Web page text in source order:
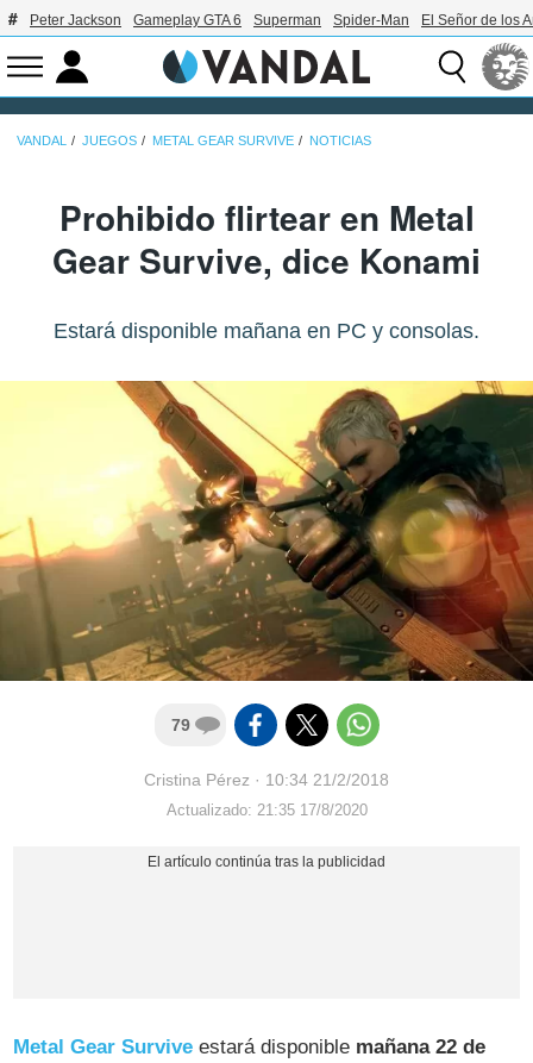
Peter Jackson Gameplay GTA 6 Superman Spider-Man El Señor de los
VANDAL JUEGOS METAL GEAR SURVIVE NOTICIAS
Prohibido flirtear en Metal
Gear Survive, dice Konami
Estará disponible mañana en PC y consolas.
79
Cristina Pérez · 10:34 21/2/2018
Actualizado: 21:35 17/8/2020
Metal Gear Survive estará disponible mañana 22 de